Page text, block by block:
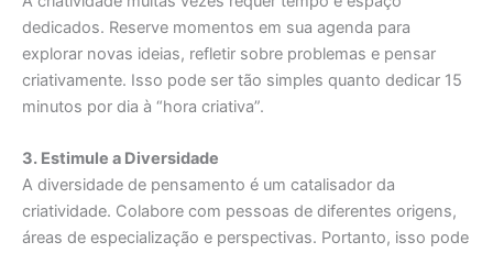
dedicados. Reserve momentos em sua agenda para
explorar novas ideias, refletir sobre problemas e pensar
criativamente. Isso pode ser tão simples quanto dedicar 15
minutos por dia à “hora criativa”.
3. Estimule a Diversidade
A diversidade de pensamento é um catalisador da
criatividade. Colabore com pessoas de diferentes origens,
áreas de especialização e perspectivas. Portanto, isso pode